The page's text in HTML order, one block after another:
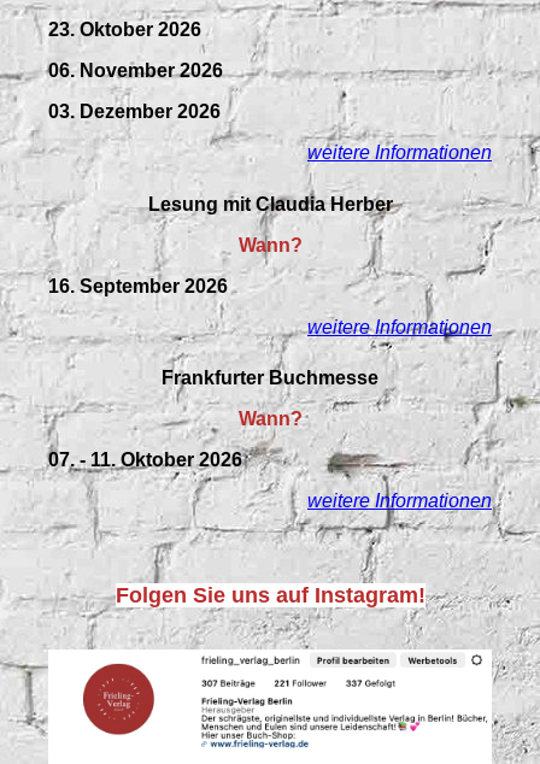
23. Oktober 2026
06. November 2026
03. Dezember 2026
weitere Informationen
Lesung mit Claudia Herber
Wann?
16. September 2026
weitere Informationen
Frankfurter Buchmesse
Wann?
07. - 11. Oktober 2026
weitere Informationen
Folgen Sie uns auf Instagram!